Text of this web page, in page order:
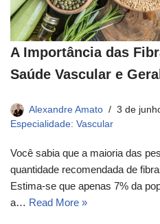
A Importância das
Saúde Vascular e Geral
Alexandre Amato
3 de
Especialidade: Vascular
Você sabia que a maioria das
quantidade recomendada de
Estima-se que apenas 7% da
a… Read More »